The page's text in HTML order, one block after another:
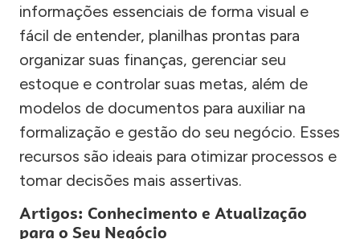
informações essenciais de forma visual e
fácil de entender, planilhas prontas para
organizar suas finanças, gerenciar seu
estoque e controlar suas metas, além de
modelos de documentos para auxiliar na
formalização e gestão do seu negócio. Esses
recursos são ideais para otimizar processos e
tomar decisões mais assertivas.
Artigos: Conhecimento e Atualização
para o Seu Negócio